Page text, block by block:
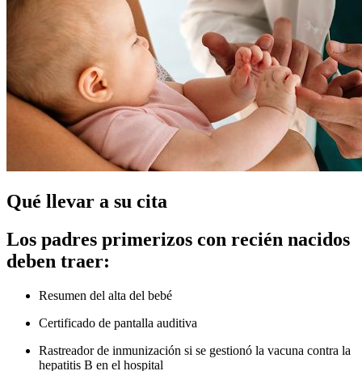
Qué llevar a su cita
Los padres primerizos con recién nacidos
deben traer:
Resumen del alta del bebé
Certificado de pantalla auditiva
Rastreador de inmunización si se gestionó la vacuna contra la
hepatitis B en el hospital